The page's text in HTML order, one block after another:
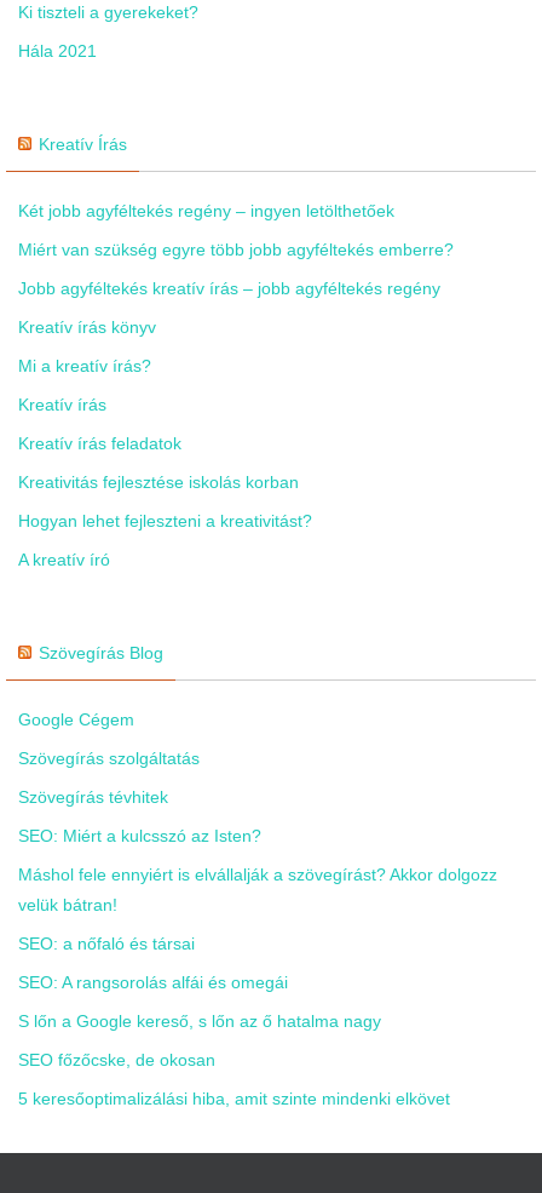
Ki tiszteli a gyerekeket?
Hála 2021
Kreatív Írás
Két jobb agyféltekés regény – ingyen letölthetőek
Miért van szükség egyre több jobb agyféltekés emberre?
Jobb agyféltekés kreatív írás – jobb agyféltekés regény
Kreatív írás könyv
Mi a kreatív írás?
Kreatív írás
Kreatív írás feladatok
Kreativitás fejlesztése iskolás korban
Hogyan lehet fejleszteni a kreativitást?
A kreatív író
Szövegírás Blog
Google Cégem
Szövegírás szolgáltatás
Szövegírás tévhitek
SEO: Miért a kulcsszó az Isten?
Máshol fele ennyiért is elvállalják a szövegírást? Akkor dolgozz
velük bátran!
SEO: a nőfaló és társai
SEO: A rangsorolás alfái és omegái
S lőn a Google kereső, s lőn az ő hatalma nagy
SEO főzőcske, de okosan
5 keresőoptimalizálási hiba, amit szinte mindenki elkövet